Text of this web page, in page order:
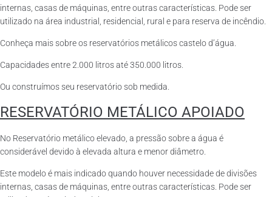
internas, casas de máquinas, entre outras características. Pode ser
utilizado na área industrial, residencial, rural e para reserva de incêndio.
Conheça mais sobre os reservatórios metálicos castelo d’água.
Capacidades entre 2.000 litros até 350.000 litros.
Ou construímos seu reservatório sob medida.
RESERVATÓRIO METÁLICO APOIADO
No Reservatório metálico elevado, a pressão sobre a água é
considerável devido à elevada altura e menor diâmetro.
Este modelo é mais indicado quando houver necessidade de divisões
internas, casas de máquinas, entre outras características. Pode ser